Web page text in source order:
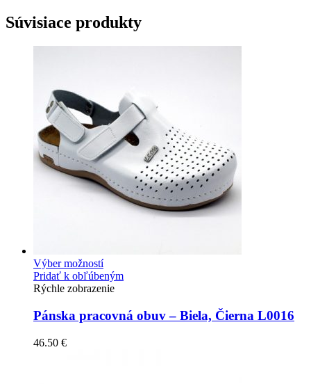
Súvisiace produkty
Výber možností
Pridať k obľúbeným
Rýchle zobrazenie
Pánska pracovná obuv – Biela, Čierna L0016
46.50 €